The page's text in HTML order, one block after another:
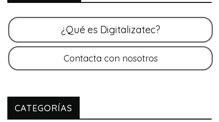
CATEGORÍAS